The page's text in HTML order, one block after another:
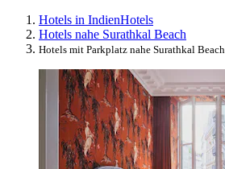
Hotels in IndienHotels
Hotels nahe Surathkal Beach
Hotels mit Parkplatz nahe Surathkal Beach